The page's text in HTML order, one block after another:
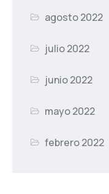
agosto 2022
julio 2022
junio 2022
mayo 2022
febrero 2022